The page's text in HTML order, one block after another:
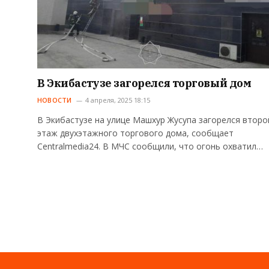
В Экибастузе загорелся торговый дом
НОВОСТИ 4 апреля, 2025 18:15
В Экибастузе на улице Машхур Жусупа загорелся
этаж двухэтажного торгового дома, сообщает
Centralmedia24. В МЧС сообщили, что огонь охватил…